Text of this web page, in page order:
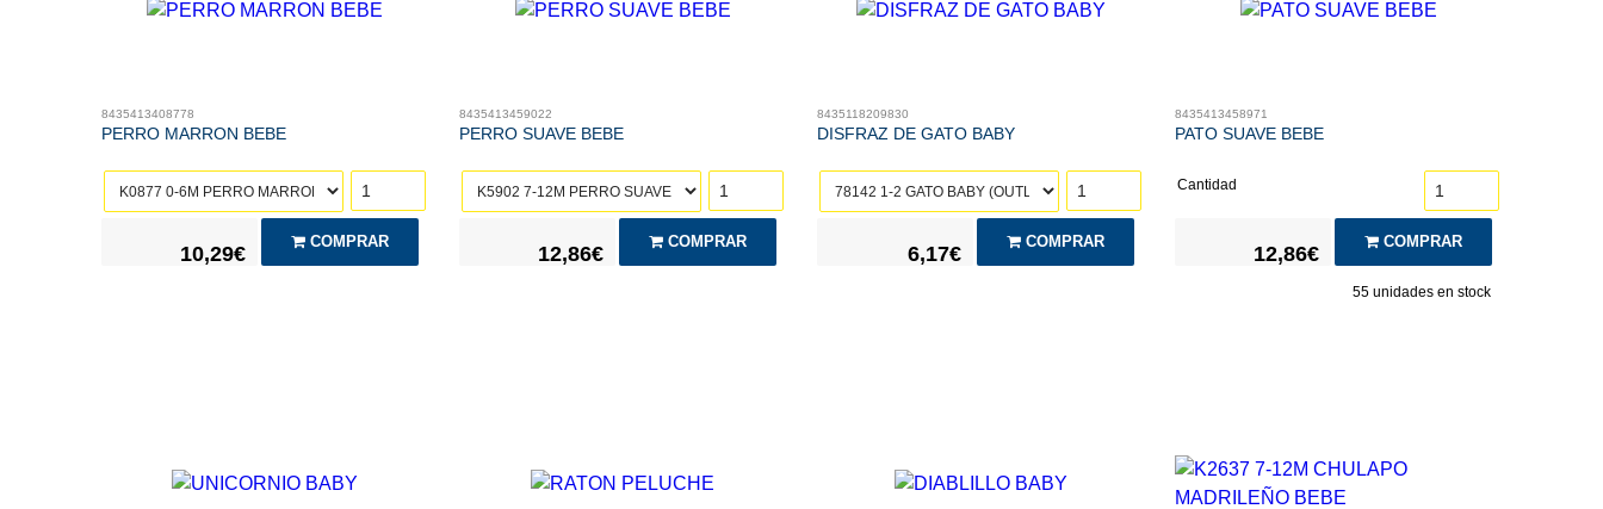
8435413408778
PERRO MARRON BEBE
10,29€
COMPRAR
8435413459022
PERRO SUAVE BEBE
12,86€
COMPRAR
8435118209830
DISFRAZ DE GATO BABY
6,17€
COMPRAR
8435413458971
PATO SUAVE BEBE
Cantidad
12,86€
COMPRAR
55unidades en stock